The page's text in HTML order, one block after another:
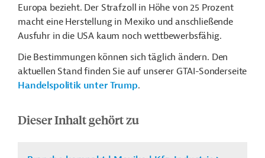
Europa bezieht. Der Strafzoll in Höhe von 25 Prozent
macht eine Herstellung in Mexiko und anschließende
Ausfuhr in die USA kaum noch wettbewerbsfähig.
Die Bestimmungen können sich täglich ändern. Den
aktuellen Stand finden Sie auf unserer GTAI-Sonderseite
Handelspolitik unter Trump.
Dieser Inhalt gehört zu